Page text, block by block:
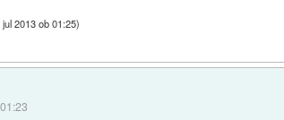
jul 2013 ob 01:25)